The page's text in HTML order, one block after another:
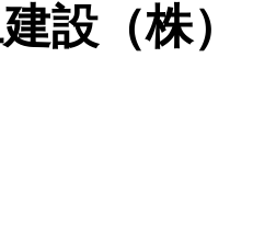
設（株